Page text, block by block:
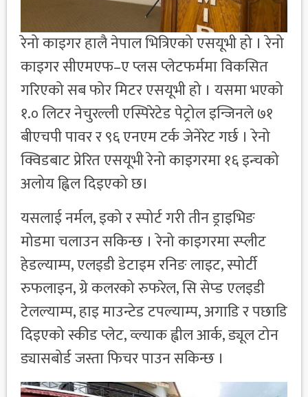
रेनो काइगर हालै नेपाल भित्रिएको एसयूभी हो । रेनो
काइगर सीएमएफ–ए प्लस प्लेटफर्ममा विकसित
गरिएको सब फोर मिटर एसयूभी हो । यसमा भएको
१.० लिटर नेचुरल्ली एस्पिरेटेड पेट्रोल इन्जिनले ७१
बीएचपी पावर र ९६ एनएम टर्क जेनेरेट गर्छ । रेनो
क्विडबाट प्रेरित एसयूभी रेनो काइगरमा १६ इन्चको
अलोय ह्विल दिइएको छ।
यसलाई नर्मल, इको र स्पोर्ट गरी तीन ड्राइभिङ
मोडमा चलाउन सकिन्छ । रेनो काइगरमा स्प्लीट
हेडल्याम्प, एलइडी डेटाइम रनिङ लाइट, स्पोर्टी
रुफलाइन, ग्रे कलरको रुफरेल, सि सेप्ड एलइडी
टेलल्याम्प, हाइ माउन्टेड टपल्याम्प, अगाडि र पछाडि
दिइएको स्कीड प्लेट, व्ल्याक ह्वील आर्क, ड्यूल टोन
ड्यासबोर्ड जस्ता फिचर पाउन सकिन्छ ।